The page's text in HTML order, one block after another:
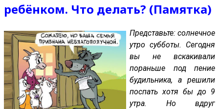
ребёнком. Что делать? (Памятка)
Представьте: солнечное
утро субботы. Сегодня
вы не вскакивали
пораньше под пение
будильника, а решили
поспать хотя бы до 9
утра. Но вдруг